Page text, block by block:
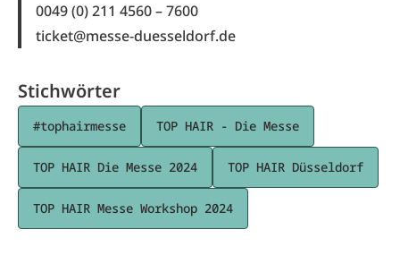
0049 (0) 211 4560 – 7600
ticket@messe-duesseldorf.de
Stichwörter
#tophairmesse TOP HAIR - Die Messe
TOP HAIR Die Messe 2024 TOP HAIR Düsseldorf
TOP HAIR Messe Workshop 2024